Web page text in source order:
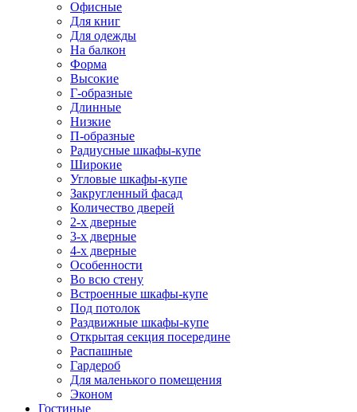
Офисные
Для книг
Для одежды
На балкон
Форма
Высокие
Г-образные
Длинные
Низкие
П-образные
Радиусные шкафы-купе
Широкие
Угловые шкафы-купе
Закругленный фасад
Количество дверей
2-х дверные
3-х дверные
4-х дверные
Особенности
Во всю стену
Встроенные шкафы-купе
Под потолок
Раздвижные шкафы-купе
Открытая секция посередине
Распашные
Гардероб
Для маленького помещения
Эконом
Гостиные